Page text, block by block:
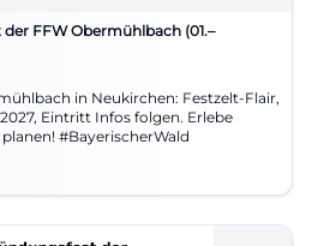
FFW Obermühlbach (01.–
in Neukirchen: Festzelt-Flair,
Eintritt Infos folgen. Erlebe
#BayerischerWald